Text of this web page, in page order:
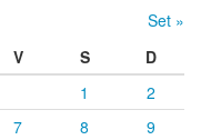
Set »
V S
D
1
2
7 8
9